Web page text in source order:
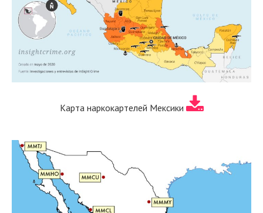
Карта наркокартелей Мексики